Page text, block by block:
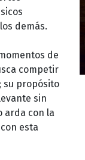
demás.
de
competir
su propósito
sin
arda con la
esta